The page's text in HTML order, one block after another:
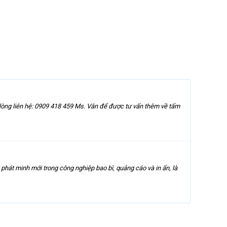
liên hệ: 0909 418 459 Ms. Vân để được tư vấn thêm về tấm
minh mới trong công nghiệp bao bì, quảng cáo và in ấn, là